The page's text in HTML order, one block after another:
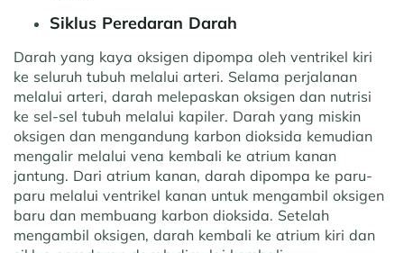
Siklus Peredaran Darah
Darah yang kaya oksigen dipompa oleh ventrikel kiri
ke seluruh tubuh melalui arteri. Selama perjalanan
melalui arteri, darah melepaskan oksigen dan nutrisi
ke sel-sel tubuh melalui kapiler. Darah yang miskin
oksigen dan mengandung karbon dioksida kemudian
mengalir melalui vena kembali ke atrium kanan
jantung. Dari atrium kanan, darah dipompa ke paru-
paru melalui ventrikel kanan untuk mengambil oksigen
baru dan membuang karbon dioksida. Setelah
mengambil oksigen, darah kembali ke atrium kiri dan